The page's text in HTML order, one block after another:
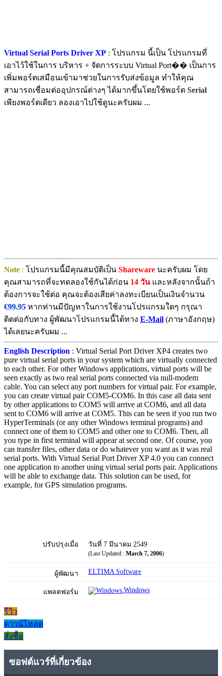
Virtual Serial Ports Driver XP : โปรแกรม นี้เป็น โปรแกรมที่
เอาไว้ใช้ในการ บริหาร + จัดการระบบ Virtual Port�� เป็นการ
เพิ่มพอร์ตเสมือนเข้ามาช่วยในการรับส่งข้อมูล ทำให้คุณ
สามารถเชื่อมต่ออุปกรณ์ต่างๆ ได้มากขึ้นโดยใช้พอร์ต Serial
เพียงพอร์ตเดียว ลองเอาไปใช้ดูนะครับผม ...
Note : โปรแกรมนี้มีคุณสมบัติเป็น Shareware นะครับผม โดย
คุณสามารถที่จะทดลองใช้กันได้ก่อน 14 วันและหลังจากนั้นถ้า
ต้องการจะใช้ต่อ คุณจะต้องเสียค่าลงทะเบียนเป็นเงินจำนวน
€99.95 หากท่านมีปัญหาในการใช้งานโปรแกรมใดๆ กรุณา
ติดต่อกับทาง ผู้พัฒนาโปรแกรมนี้ได้ทาง E-Mail (ภาษาอังกฤษ)
ได้เลยนะครับผม ...
English Description : Virtual Serial Port Driver XP4 creates two
pure virtual serial ports in your system which are virtually connected
to each other. For other Windows applications, virtual ports will be
seen exactly as two real serial ports connected via null-modem
cable. You can select any port numbers for virtual pair. For example,
you can create virtual pair COM5-COM6. In this case all data sent
by other applications to COM5 will arrive at COM6, and all data
sent to COM6 will arrive at COM5. This can be seen if you run two
HyperTerminals (or any other Windows terminal programs) and
connect one of them to COM5 and other one to COM6. Then, all
you type in first terminal will appear at second one. Of course, you
can transfer files, other data or do whatever you want as it was real
serial ports. With Virtual Serial Port Driver XP 4.0 you can connect
one application to another using virtual serial ports pair. Applications
will be able to exchange data. This solution can be used, for
example, for GPS simulation programs.
ปรับปรุงเมื่อ วันที่ 7 มีนาคม 2549
(Last Updated : March 7, 2006)
ผู้พัฒนา ELTIMA Software
แพลตฟอร์ม Windows
รีวิว
ดาวน์โหลด
สั่งซื้อ
ซอฟต์แวร์ที่เกี่ยวข้อง